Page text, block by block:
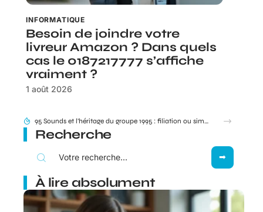
INFORMATIQUE
Besoin de joindre votre
livreur Amazon ? Dans quels
cas le 0187217777 s’affiche
vraiment ?
1 août 2026
95 Sounds et l’héritage du groupe 1995 : filiation ou simple clin d’œil ?
Recherche
À lire absolument